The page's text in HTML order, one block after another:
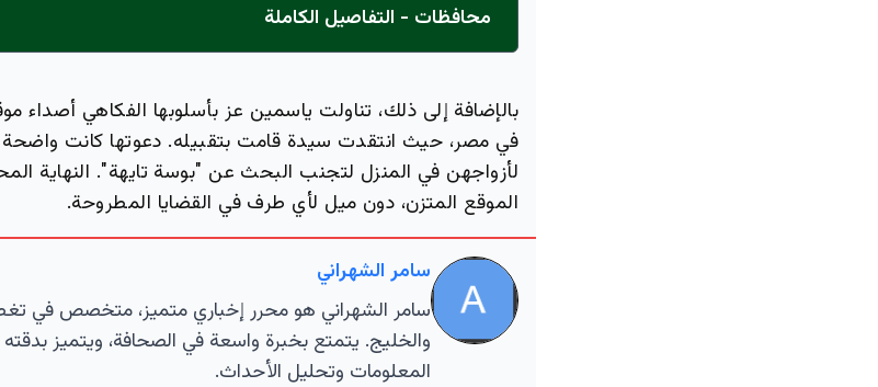
محافظات - التفاصيل الكاملة
بالإضافة إلى ذلك، تناولت ياسمين عز بأسلوبها الفكاهي أصداء
في مصر، حيث انتقدت سيدة قامت بتقبيله. دعوتها كانت واضحة
لأزواجهن في المنزل لتجنب البحث عن "بوسة تايهة". النهاية
الموقع المتزن، دون ميل لأي طرف في القضايا المطروحة.
سامر الشهراني
سامر الشهراني هو محرر إخباري متميز، متخصص في
والخليج. يتمتع بخبرة واسعة في الصحافة، ويتميز
المعلومات وتحليل الأحداث.